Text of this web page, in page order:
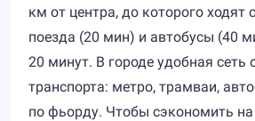
км от центра, до которого ходят
поезда (20 мин) и автобусы (40
20 минут. В городе удобная сеть
транспорта: метро, трамваи,
по фьорду. Чтобы сэкономить на